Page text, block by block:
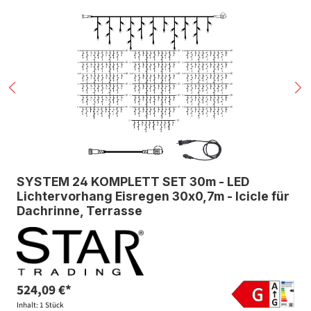
Bildergalerie überspringen
SYSTEM 24 KOMPLETT SET 30m - LED
Lichtervorhang Eisregen 30x0,7m - Icicle für
Dachrinne, Terrasse
524,09 €*
Inhalt: 1 Stück